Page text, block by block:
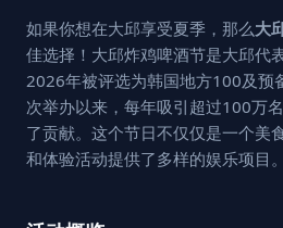
如果你想在大邱享受夏季，那么大
佳选择！大邱炸鸡啤酒节是大邱代
2026年被评选为韩国地方100及预
次举办以来，每年吸引超过100万
了贡献。这个节日不仅仅是一个美
和体验活动提供了多样的娱乐项目。